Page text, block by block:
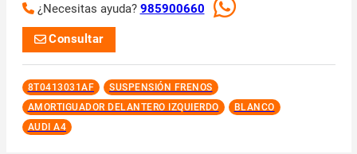
¿Necesitas ayuda? 985900660
Consultar
8T0413031AF
SUSPENSIÓN FRENOS
AMORTIGUADOR DELANTERO IZQUIERDO
BLANCO
AUDI A4